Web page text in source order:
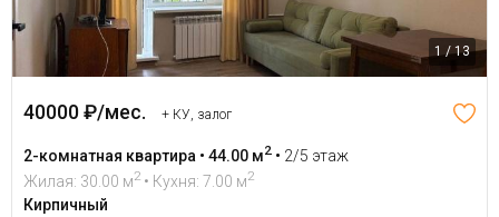
1 / 13
40000 ₽/мес. + КУ, залог
2-комнатная квартира • 44.00 м2 • 2/5 этаж
Жилая: 30.00 м2 • Кухня: 7.00 м2
Кирпичный